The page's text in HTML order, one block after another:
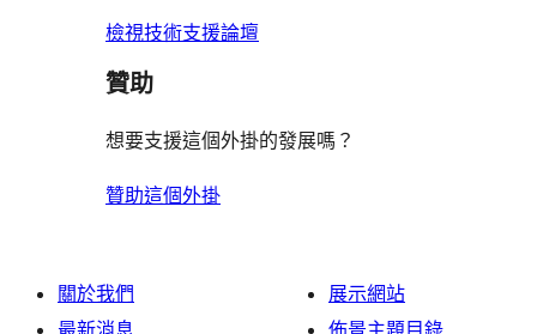
檢視技術支援論壇
贊助
想要支援這個外掛的發展嗎？
贊助這個外掛
關於我們
最新消息
展示網站
佈景主題目錄